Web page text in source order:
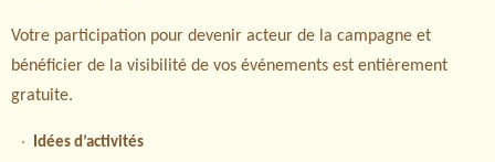
Votre participation pour devenir acteur de la campagne et
bénéficier de la visibilité de vos événements est entièrement
gratuite.
Idées d’activités